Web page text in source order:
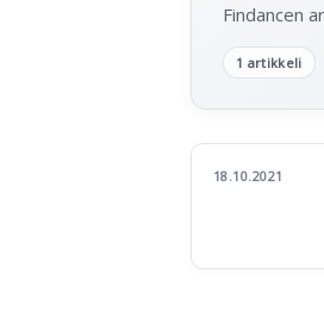
Findancen
1 artikkeli
18.10.2021